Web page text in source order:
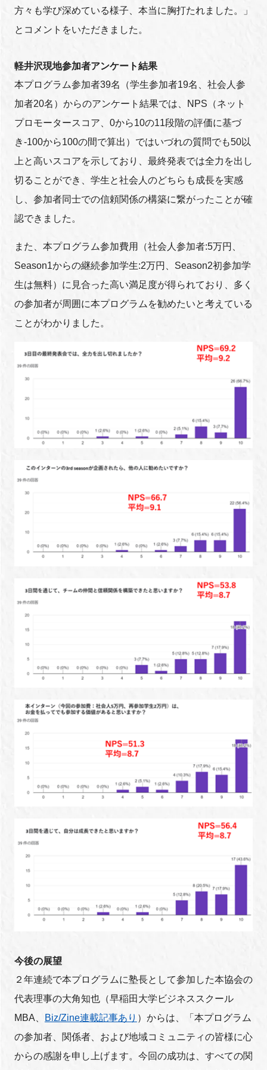
方々も学び深めている様子、本当に胸打たれました。」
とコメントをいただきました。
軽井沢現地参加者アンケート結果
本プログラム参加者39名（学生参加者19名、社会人参
加者20名）からのアンケート結果では、NPS（ネット
プロモータースコア、0から10の11段階の評価に基づ
き-100から100の間で算出）ではいづれの質問でも50以
上と高いスコアを示しており、最終発表では全力を出し
切ることができ、学生と社会人のどちらも成長を実感
し、参加者同士での信頼関係の構築に繋がったことが確
認できました。
また、本プログラム参加費用（社会人参加者:5万円、
Season1からの継続参加学生:2万円、Season2初参加学
生は無料）に見合った高い満足度が得られており、多く
の参加者が周囲に本プログラムを勧めたいと考えている
ことがわかりました。
今後の展望
２年連続で本プログラムに塾長として参加した本協会の
代表理事の大角知也（早稲田大学ビジネススクール
MBA、
Biz/Zine連載記事あり ）からは、「本プログラム
の参加者、関係者、および地域コミュニティの皆様に心
からの感謝を申し上げます。今回の成功は、すべての関